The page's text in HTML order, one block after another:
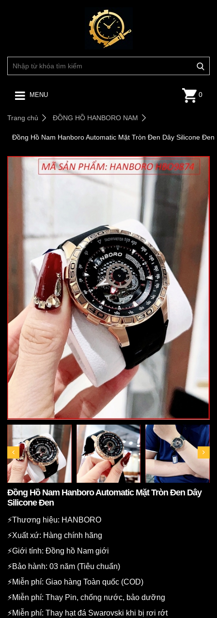
MENU 0
Trang chủ ĐỒNG HỒ HANBORO NAM
Đồng Hồ Nam Hanboro Automatic Mặt Tròn Đen Dây Silicone Đen
Đồng Hồ Nam Hanboro Automatic Mặt Tròn Đen Dây
Silicone Đen
⚡️Thương hiệu: HANBORO
⚡️Xuất xứ: Hàng chính hãng
⚡️Giới tính: Đồng hồ Nam giới
⚡️Bảo hành: 03 năm (Tiêu chuẩn)
⚡️Miễn phí: Giao hàng Toàn quốc (COD)
⚡️Miễn phí: Thay Pin, chống nước, bảo dưỡng
⚡️Miễn phí: Thay hạt đá Swarovski khi bị rơi rớt